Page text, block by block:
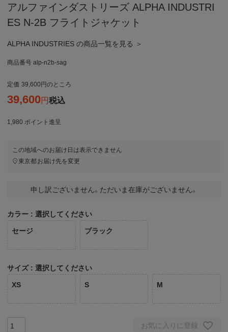
アルファインダストリーズ ALPHA INDUSTRI
ES N-2B フライトジャケット
ALPHA INDUSTRIES の商品一覧を見る ＞
商品番号 alp-n2b-sag
定価 39,600 のところ
39,600 税込
1,980 ポイント進呈
この地域へのお届け日は表示できません
東京都お届け先を変更
申し訳ございません。ただいま在庫がございません。
カラー 選択してください
セージ ブラック
サイズ 選択してください
XS S M
お気に入りに登録